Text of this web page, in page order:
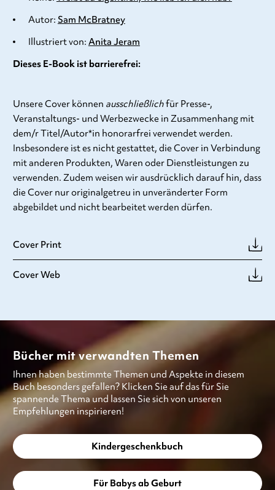
Autor: Sam McBratney
Illustriert von: Anita Jeram
Dieses E-Book ist barrierefrei:
Unsere Cover können ausschließlichfür Presse-,
Veranstaltungs- und Werbezwecke in Zusammenhang mit
dem/r Titel/Autor*in honorarfrei verwendet werden.
Insbesondere ist es nicht gestattet, die Cover in Verbindung
mit anderen Produkten, Waren oder Dienstleistungen zu
verwenden. Zudem weisen wir ausdrücklich darauf hin, dass
die Cover nur originalgetreu in unveränderter Form
abgebildet und nicht bearbeitet werden dürfen.
Cover Print
Cover Web
Bücher mit verwandten Themen
Ihnen haben bestimmte Themen und Aspekte in diesem
Buch besonders gefallen? Klicken Sie auf das für Sie
spannende Thema und lassen Sie sich von unseren
Empfehlungen inspirieren!
Kindergeschenkbuch
Für Babys ab Geburt